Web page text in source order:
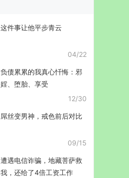
这件事让他平步青云
04/22
负债累累的我真心忏悔：邪
婬、堕胎、享受
12/30
屌丝变男神，戒色前后对比
09/15
遭遇电信诈骗，地藏菩萨救
我，还给了4倍工资工作